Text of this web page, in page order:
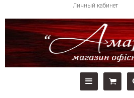
Личный кабинет